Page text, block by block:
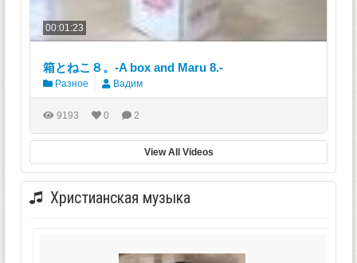
00:01:23
箱とねこ８。-A box and Maru 8.-
Разное Вадим
9193 0 2
View All Videos
Христианская музыка